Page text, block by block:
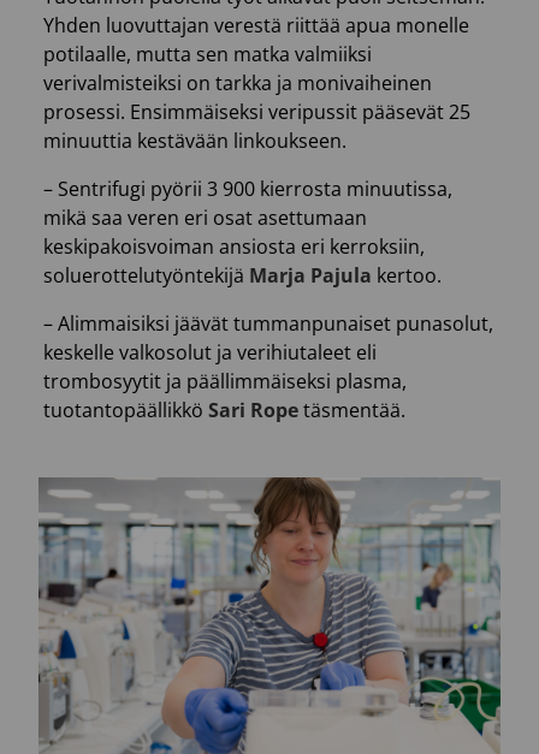
Yhden luovuttajan verestä riittää apua monelle
potilaalle, mutta sen matka valmiiksi
verivalmisteiksi on tarkka ja monivaiheinen
prosessi. Ensimmäiseksi veripussit pääsevät 25
minuuttia kestävään linkoukseen.
– Sentrifugi pyörii 3 900 kierrosta minuutissa,
mikä saa veren eri osat asettumaan
keskipakoisvoiman ansiosta eri kerroksiin,
soluerottelutyöntekijä Marja Pajula kertoo.
– Alimmaisiksi jäävät tummanpunaiset punasolut,
keskelle valkosolut ja verihiutaleet eli
trombosyytit ja päällimmäiseksi plasma,
tuotantopäällikkö Sari Ropetäsmentää.